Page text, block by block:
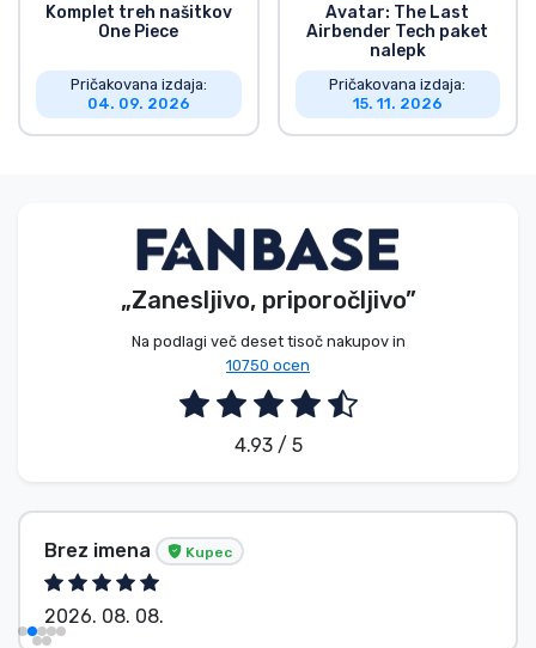
Komplet treh našitkov
One Piece
Pričakovana izdaja:
04. 09. 2026
Avatar: The Last
Airbender Tech paket
nalepk
Pričakovana izdaja:
15. 11. 2026
„Zanesljivo, priporočljivo”
Na podlagi več deset tisoč nakupov in
10750 ocen
4.93 / 5
Brez imena Kupec
2026. 08. 08.